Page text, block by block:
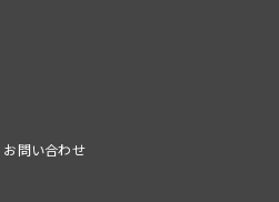
お問い合わせ